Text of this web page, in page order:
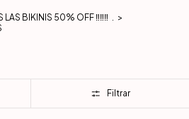
LAS BIKINIS 50% OFF ‼️‼️‼️ . >
Filtrar